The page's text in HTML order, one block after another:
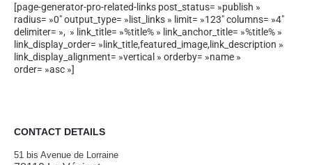
[page-generator-pro-related-links post_status= »publish »
radius= »0″ output_type= »list_links » limit= »123″ columns= »4″
delimiter= », » link_title= »%title% » link_anchor_title= »%title% »
link_display_order= »link_title,featured_image,link_description »
link_display_alignment= »vertical » orderby= »name »
order= »asc »]
CONTACT DETAILS
51 bis Avenue de Lorraine